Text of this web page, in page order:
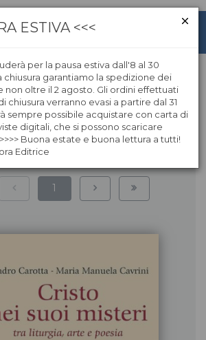
risultati | pagina:
1
ESTIVA <<<
per la pausa estiva dall'8 al 30
chiusura garantiamo la spedizione dei
non oltre il 2 agosto. Gli ordini effettuati
chiusura verranno evasi a partire dal 31
sempre possibile acquistare con carta di
digitali, che si possono scaricare
Buona estate e buona lettura a tutti!
Editrice